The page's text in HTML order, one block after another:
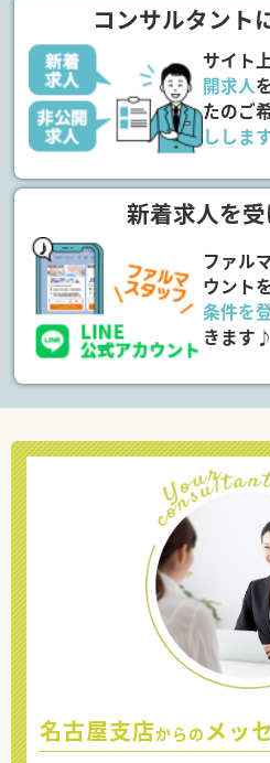
コンサルタント
サイト
開求人
たのご
しします
新着求人を
ファル
ウント
条件を
きます♪
名古屋支店からの メッ